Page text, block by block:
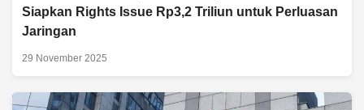
Siapkan Rights Issue Rp3,2 Triliun untuk Perluasan
Jaringan
29 November 2025